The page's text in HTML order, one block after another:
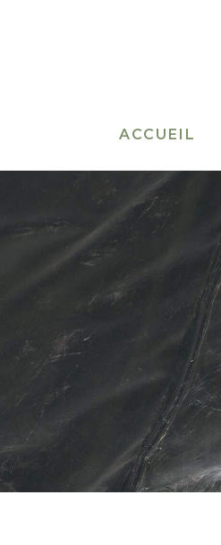
ACCUEIL